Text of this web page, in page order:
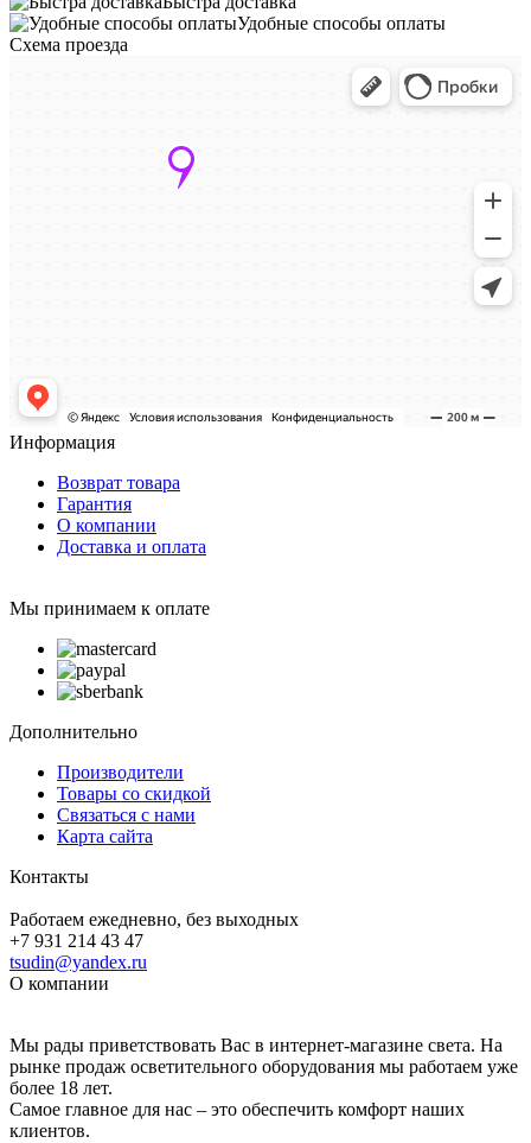
Удобные способы оплаты
Схема проезда
Информация
Возврат товара
Гарантия
О компании
Доставка и оплата
Мы принимаем к оплате
Дополнительно
Производители
Товары со скидкой
Связаться с нами
Карта сайта
Контакты
Работаем ежедневно, без выходных
+7 931 214 43 47
tsudin@yandex.ru
О компании
Мы рады приветствовать Вас в интернет-магазине света. На
рынке продаж осветительного оборудования мы работаем уже
более 18 лет.
Самое главное для нас – это обеспечить комфорт наших
клиентов.